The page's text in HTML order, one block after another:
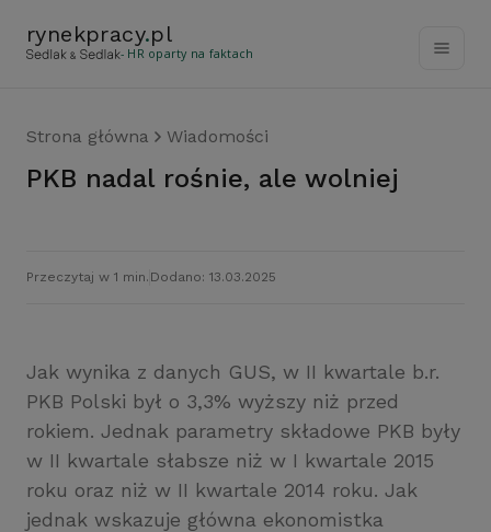
rynekpracy.pl
- HR oparty na faktach
Strona główna Wiadomości
PKB nadal rośnie, ale wolniej
Przeczytaj w 1 min. Dodano: 13.03.2025
Jak wynika z danych GUS, w II kwartale b.r.
PKB Polski był o 3,3% wyższy niż przed
rokiem. Jednak parametry składowe PKB były
w II kwartale słabsze niż w I kwartale 2015
roku oraz niż w II kwartale 2014 roku. Jak
jednak wskazuje główna ekonomistka